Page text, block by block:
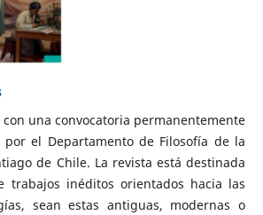
una convocatoria permanentemente
el Departamento de Filosofía de la
de Chile. La revista está destinada
trabajos inéditos orientados hacia las
sean estas antiguas, modernas o